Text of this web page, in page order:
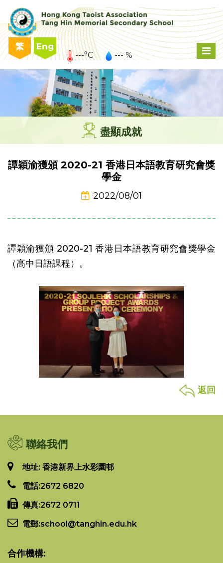
繁 Eng
---°C --- %
盡顯成就
譚穎渝獲頒 2020-21 香港日本語教育研究會獎
學金
2022/08/01
譚穎渝獲頒 2020-21 香港日本語教育研究會獎學金
（高中日語課程）。
返回
聯絡我們
地址: 香港新界上水彩園邨
電話:2672 6820
傳真:2672 0711
電郵:school@tanghin.edu.hk
合作機構: